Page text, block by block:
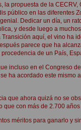
la propuesta de la
público en las diferentes
Dedicar un día, un
y desde luego a
aquí, el vino ha
parece que ha
de un País,
incluso en el Congreso
ha acordado este
que ahora quizá no se
con más de 2.700
méritos para ganarlo y